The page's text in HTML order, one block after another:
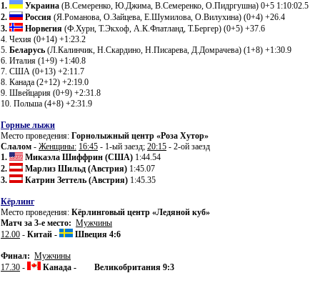
1. Украина (В.Семеренко, Ю.Джима, В.Семеренко, О.Пидргушна) 0+5 1:10:02.5
2.
Россия (Я.Романова, О.Зайцева, Е.Шумилова, О.Вилухина) (0+4) +26.4
3.
Норвегия (Ф.Хурн, Т.Экхоф, А.К.Флатланд, Т.Бергер) (0+5) +37.6
4. Чехия (0+14) +1:23.2
5. Беларусь (Л.Калинчик, Н.Скардино, Н.Писарева, Д.Домрачева) (1+8) +1:30.9
6. Италия (1+9) +1:40.8
7. США (0+13) +2:11.7
8. Канада (2+12) +2:19.0
9. Швейцария (0+9) +2:31.8
10. Польша (4+8) +2:31.9
Горные лыжи
Место проведения: Горнолыжный центр «Роза Хутор»
Слалом - Женщины: 16:45 - 1-ый заезд; 20:15 - 2-ой заезд
1.
Микаэла Шиффрин (США) 1:44.54
2.
Марлиз Шильд (Австрия) 1:45.07
3.
Катрин Зеттель (Австрия) 1:45.35
Кёрлинг
Место проведения: Кёрлинговый центр «Ледяной куб»
Матч за 3-е место: Мужчины
12.00 - Китай - Швеция 4:6
Финал: Мужчины
17.30 - Канада - Великобритания 9:3